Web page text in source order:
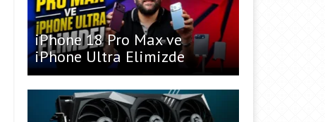
iPhone 18 Pro Max ve
iPhone Ultra Elimizde